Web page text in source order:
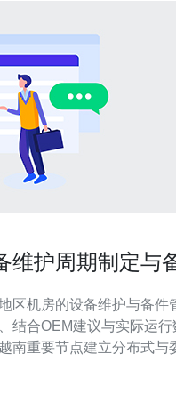
维护周期制定与
区机房的设备维护与备件
结合OEM建议与实际运行
南重要节点建立分布式与
；并通过KPI持续改善运维